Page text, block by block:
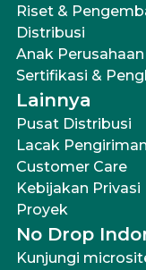
Riset &
Distribusi
Anak Perusahaan
Sertifikasi &
Lainnya
Pusat Distribusi
Lacak Pengiriman
Customer Care
Kebijakan Privasi
Proyek
No Drop
Kunjungi